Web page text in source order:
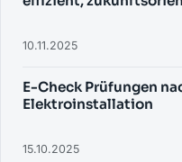
10.11.2025
E-Check Prüfungen
Elektroinstallation
15.10.2025